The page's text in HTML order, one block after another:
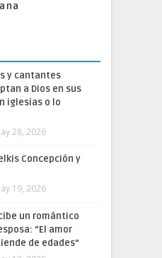
y cantantes
a Dios en sus
iglesias o lo
28, 2026
Concepción y
19, 2026
un romántico
“El amor
de edades”